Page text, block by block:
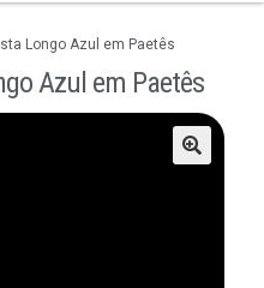
Longo Azul em Paetês
Azul em Paetês